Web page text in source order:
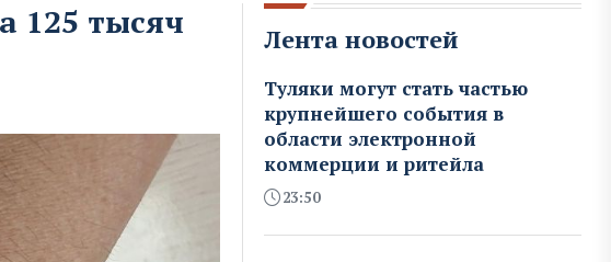
125 тысяч
Лента новостей
Туляки могут стать частью
крупнейшего события в
области электронной
коммерции и ритейла
23:50